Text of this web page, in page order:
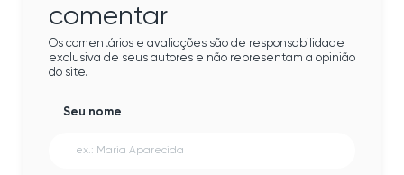
comentar
Os comentários e avaliações são de responsabilidade
exclusiva de seus autores e não representam a opinião
do site.
Seu nome